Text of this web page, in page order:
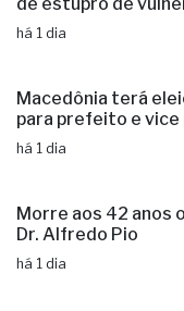
de estupro de
há 1 dia
Macedônia terá
para prefeito e vice
há 1 dia
Morre aos 42 anos
Dr. Alfredo Pio
há 1 dia